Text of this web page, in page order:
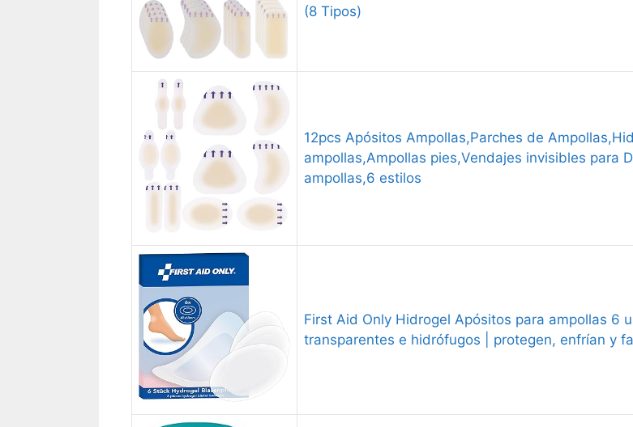
(8 Tipos)
12pcs Apósitos Ampollas,Parches de
ampollas,Ampollas pies,Vendajes invisibles para
ampollas,6 estilos
First Aid Only Hidrogel Apósitos para ampollas 6
transparentes e hidrófugos | protegen, enfrían y